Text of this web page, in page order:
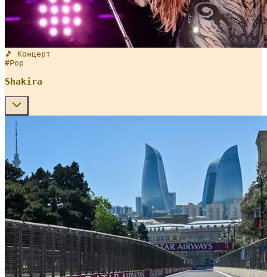
🎵 Концерт
#Pop
Shakira